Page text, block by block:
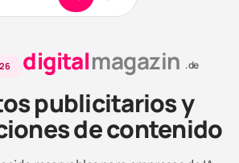
digitalmagazin .de
publicitarios y
de contenido